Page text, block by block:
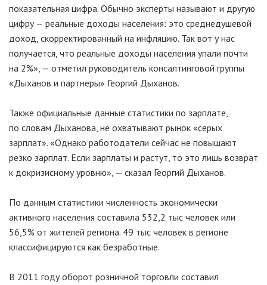
показательная цифра. Обычно эксперты называют и другую
цифру — реальные доходы населения: это среднедушевой
доход, скорректированный на инфляцию. Так вот у нас
получается, что реальные доходы населения упали почти
на 2%», — отметил руководитель консалтинговой группы
«Дыханов и партнеры» Георгий Дыханов.
Также официальные данные статистики по зарплате,
по словам Дыханова, не охватывают рынок «серых
зарплат». «Однако работодатели сейчас не повышают
резко зарплат. Если зарплаты и растут, то это лишь возврат
к докризисному уровню», — сказал Георгий Дыханов.
По данным статистики численность экономически
активного населения составила 532,2 тыс человек или
56,5% от жителей региона. 49 тыс человек в регионе
классифицируются как безработные.
В 2011 году оборот розничной торговли составил